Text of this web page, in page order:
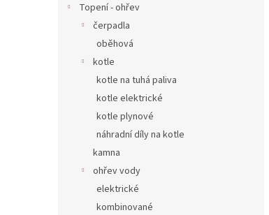
Topení - ohřev
čerpadla
oběhová
kotle
kotle na tuhá paliva
kotle elektrické
kotle plynové
náhradní díly na kotle
kamna
ohřev vody
elektrické
kombinované